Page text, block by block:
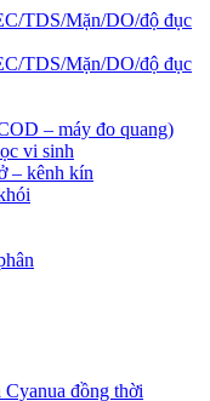
TDS/Mặn/DO/độ đục
TDS/Mặn/DO/độ đục
– máy đo quang)
vi sinh
– kênh kín
đồng thời